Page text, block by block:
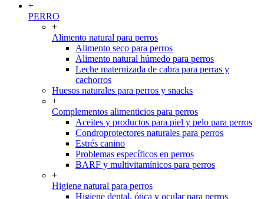
+
PERRO
+
Alimento natural para perros
Alimento seco para perros
Alimento natural húmedo para perros
Leche maternizada de cabra para perras y
cachorros
Huesos naturales para perros y snacks
+
Complementos alimenticios para perros
Aceites y productos para piel y pelo para perros
Condroprotectores naturales para perros
Estrés canino
Problemas específicos en perros
BARF y multivitamínicos para perros
+
Higiene natural para perros
Higiene dental, ótica y ocular para perros